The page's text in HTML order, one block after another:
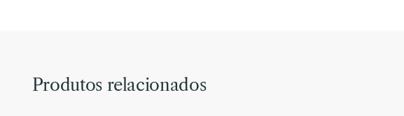
Produtos relacionados